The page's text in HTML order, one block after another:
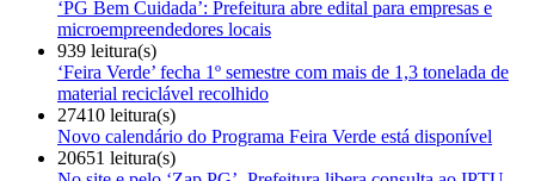
‘PG Bem Cuidada’: Prefeitura abre edital para empresas e
microempreendedores locais
939 leitura(s)
‘Feira Verde’ fecha 1º semestre com mais de 1,3 tonelada de
material reciclável recolhido
27410 leitura(s)
Novo calendário do Programa Feira Verde está disponível
20651 leitura(s)